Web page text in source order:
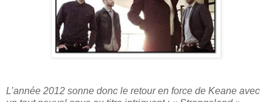
L’année 2012 sonne donc le retour en force de Keane avec